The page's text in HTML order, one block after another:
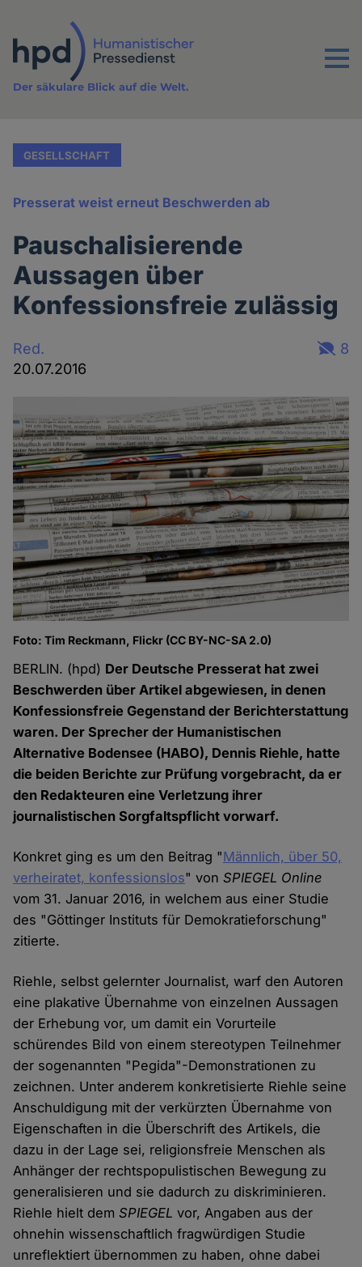
Inhalt
Menu
Der säkulare Blick auf die Welt.
GESELLSCHAFT
Presserat weist erneut Beschwerden ab
Pauschalisierende
Aussagen über
Konfessionsfreie zulässig
Red.
20.07.2016
8
Foto: Tim Reckmann, Flickr (CC BY-NC-SA 2.0)
BERLIN. (hpd) Der Deutsche Presserat hat zwei
Beschwerden über Artikel abgewiesen, in denen
Konfessionsfreie Gegenstand der Berichterstattung
waren. Der Sprecher der Humanistischen
Alternative Bodensee (HABO), Dennis Riehle, hatte
die beiden Berichte zur Prüfung vorgebracht, da er
den Redakteuren eine Verletzung ihrer
journalistischen Sorgfaltspflicht vorwarf.
Konkret ging es um den Beitrag "Männlich, über 50,
verheiratet, konfessionslos" vonSPIEGEL Online
vom 31. Januar 2016, in welchem aus einer Studie
des "Göttinger Instituts für Demokratieforschung"
zitierte.
Riehle, selbst gelernter Journalist, warf den Autoren
eine plakative Übernahme von einzelnen Aussagen
der Erhebung vor, um damit ein Vorurteile
schürendes Bild von einem stereotypen Teilnehmer
der sogenannten "Pegida"-Demonstrationen zu
zeichnen. Unter anderem konkretisierte Riehle seine
Anschuldigung mit der verkürzten Übernahme von
Eigenschaften in die Überschrift des Artikels, die
dazu in der Lage sei, religionsfreie Menschen als
Anhänger der rechtspopulistischen Bewegung zu
generalisieren und sie dadurch zu diskriminieren.
Riehle hielt demSPIEGEL vor, Angaben aus der
ohnehin wissenschaftlich fragwürdigen Studie
unreflektiert übernommen zu haben, ohne dabei